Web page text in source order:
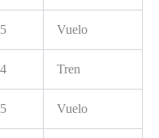
5 Vuelo
4 Tren
5 Vuelo